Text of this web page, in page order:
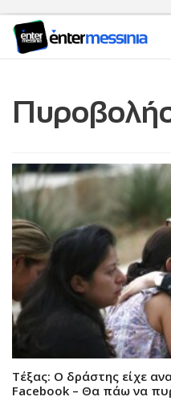
Τέξας: Ο δράστης είχε
Facebook – Θα πάω να